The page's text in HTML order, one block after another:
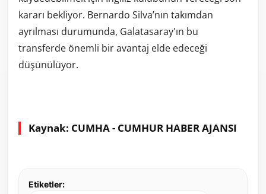
kararı bekliyor. Bernardo Silva’nın takımdan
ayrılması durumunda, Galatasaray'ın bu
transferde önemli bir avantaj elde edeceği
düşünülüyor.
Kaynak: CUMHA - CUMHUR HABER AJANSI
Etiketler: